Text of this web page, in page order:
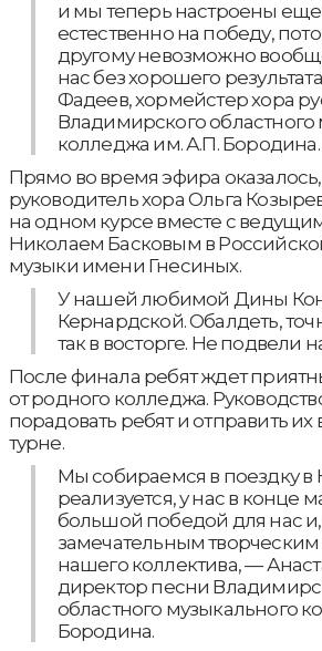
и мы теперь настроены
естественно на победу,
другому невозможно
нас без хорошего
Фадеев, хормейстер хора
Владимирского областного
колледжа им. А.П. Бородина.
Прямо во время эфира оказалось,
руководитель хора Ольга
на одном курсе вместе с
Николаем Басковым в
музыки имени Гнесиных.
У нашей любимой Дины
Кернардской. Обалдеть,
так в восторге. Не подвели
После финала ребят ждет
от родного колледжа.
порадовать ребят и отправить их
турне.
Мы собираемся в поездку в
реализуется, у нас в конце
большой победой для нас
замечательным
нашего коллектива, —
директор песни
областного музыкального
Бородина.